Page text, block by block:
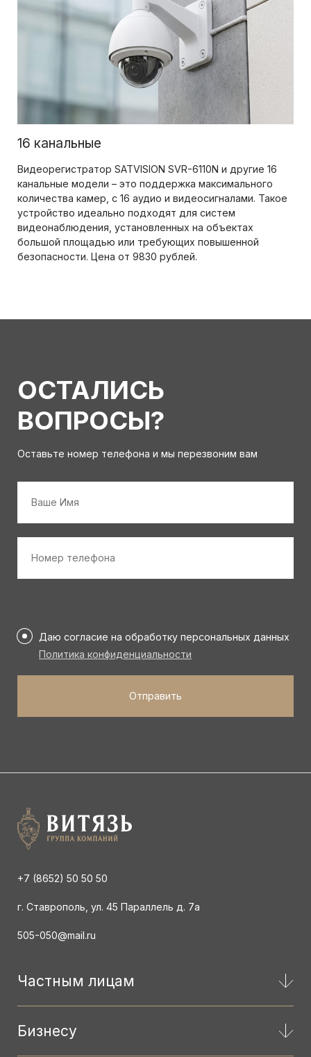
16 канальные
Видеорегистратор SATVISION SVR-6110N и другие 16
канальные модели – это поддержка максимального
количества камер, с 16 аудио и видеосигналами. Такое
устройство идеально подходят для систем
видеонаблюдения, установленных на объектах
большой площадью или требующих повышенной
безопасности. Цена от 9830 рублей.
ОСТАЛИСЬ
ВОПРОСЫ?
Оставьте номер телефона и мы перезвоним вам
телефона
*
Даю согласие на обработку персональных данных
Политика конфиденциальности
+7 (8652) 50 50 50
г. Ставрополь, ул. 45 Параллель д. 7а
505-050@mail.ru
Частным лицам
Бизнесу